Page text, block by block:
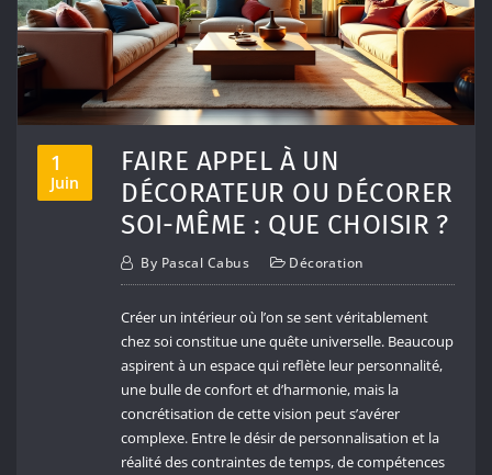
1
Juin
FAIRE APPEL À UN
DÉCORATEUR OU DÉCORER
SOI-MÊME : QUE CHOISIR ?
By Pascal Cabus Décoration
Créer un intérieur où l’on se sent véritablement
chez soi constitue une quête universelle. Beaucoup
aspirent à un espace qui reflète leur personnalité,
une bulle de confort et d’harmonie, mais la
concrétisation de cette vision peut s’avérer
complexe. Entre le désir de personnalisation et la
réalité des contraintes de temps, de compétences